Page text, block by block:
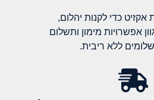
אקזיט כדי לקנות יהלום,
אפשרויות מימון ותשלום